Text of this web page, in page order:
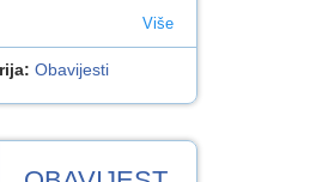
Više
Obavijesti